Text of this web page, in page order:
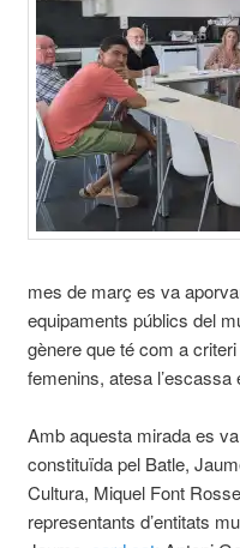
mes de març es va
equipaments públics del
gènere que té com a
femenins, atesa
Amb aquesta mirada es
constituïda pel Batle,
Cultura, Miquel Font
representants d’entitats